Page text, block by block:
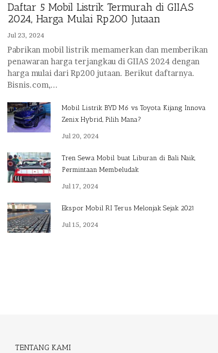
Daftar 5 Mobil Listrik Termurah di GIIAS
2024, Harga Mulai Rp200 Jutaan
Jul 23, 2024
Pabrikan mobil listrik memamerkan dan memberikan
penawaran harga terjangkau di GIIAS 2024 dengan
harga mulai dari Rp200 jutaan. Berikut daftarnya.
Bisnis.com,...
Mobil Listrik BYD M6 vs Toyota Kijang Innova
Zenix Hybrid, Pilih Mana?
Jul 20, 2024
Tren Sewa Mobil buat Liburan di Bali Naik,
Permintaan Membeludak
Jul 17, 2024
Ekspor Mobil RI Terus Melonjak Sejak 2021
Jul 15, 2024
TENTANG KAMI